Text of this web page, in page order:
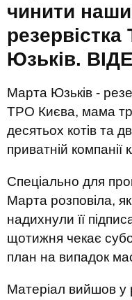
чинити
Юзьків.
Марта Юзьків -
ТРО Києва, мама
десятьох котів та
приватній компанії
Спеціально для
Марта розповіла,
надихнули її
щотижня чекає
план на випадок
Матеріал вийшов у